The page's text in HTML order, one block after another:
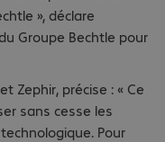
», déclare
Groupe Bechtle pour
Zephir, précise : « Ce
sans cesse les
Pour